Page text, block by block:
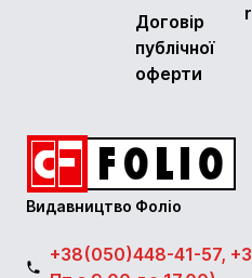
Договір
публічної
оферти
Видавництво Фоліо
+38(050)448-41-57,